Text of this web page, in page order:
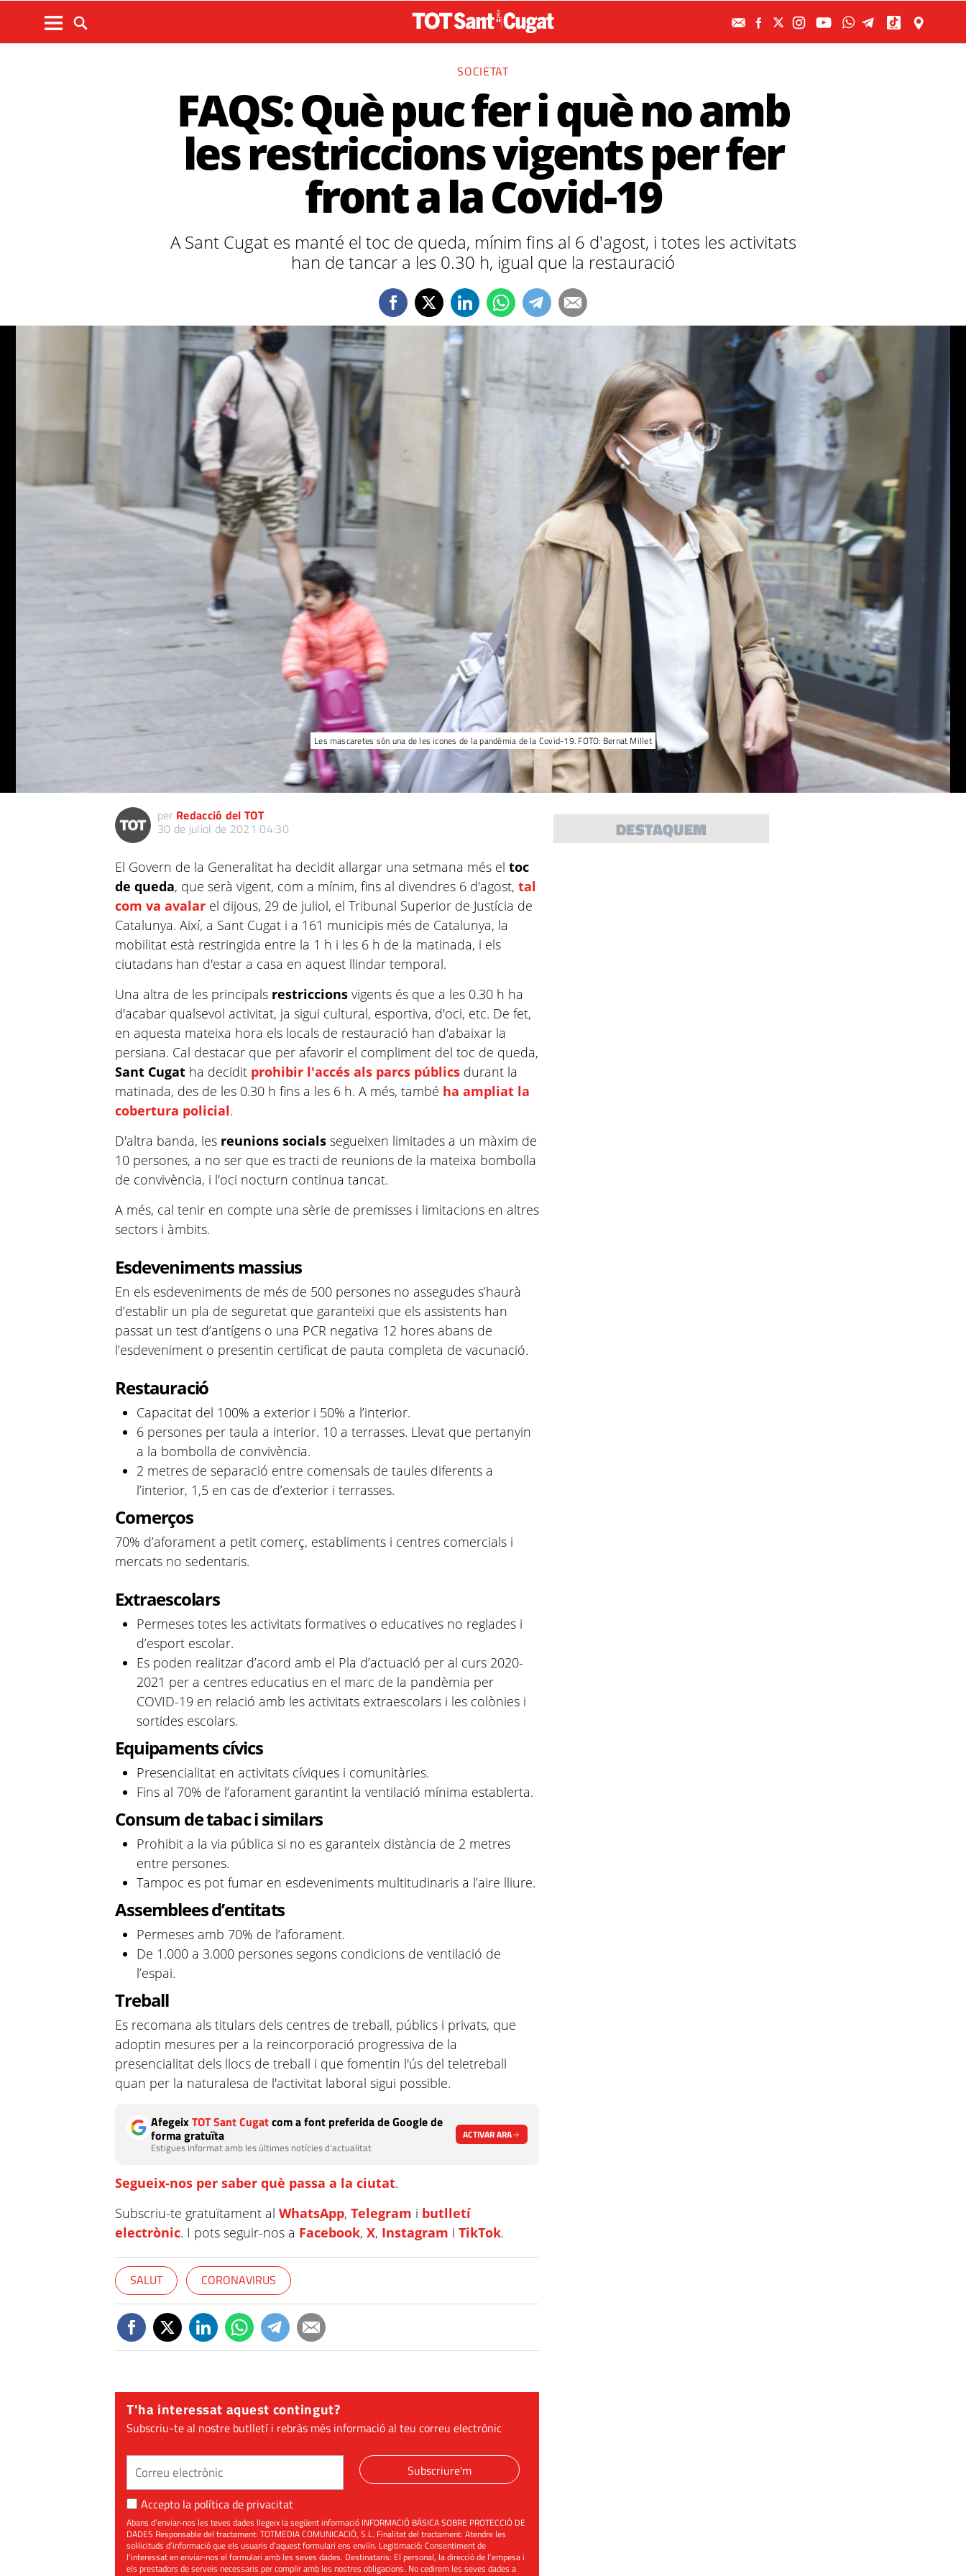
SOCIETAT
FAQS: Què puc fer i què no amb
les restriccions vigents per fer
front a la Covid-19
A Sant Cugat es manté el toc de queda, mínim fins al 6 d'agost, i totes les activitats
han de tancar a les 0.30 h, igual que la restauració
Les mascaretes són una de les icones de la pandèmia de la Covid-19. FOTO: Bernat Millet
per Redacció del TOT
30 de juliol de 2021 04:30
El Govern de la Generalitat ha decidit allargar una setmana més el toc
de queda, que serà vigent, com a mínim, fins al divendres 6 d'agost,tal
com va avalar el dijous, 29 de juliol, el Tribunal Superior de Justícia de
Catalunya. Així, a Sant Cugat i a 161 municipis més de Catalunya, la
mobilitat està restringida entre la 1 h i les 6 h de la matinada, i els
ciutadans han d'estar a casa en aquest llindar temporal.
Una altra de les principals restriccions vigents és que a les 0.30 h ha
d'acabar qualsevol activitat, ja sigui cultural, esportiva, d'oci, etc. De fet,
en aquesta mateixa hora els locals de restauració han d'abaixar la
persiana. Cal destacar que per afavorir el compliment del toc de queda,
Sant Cugat ha decidit prohibir l'accés als parcs públics durant la
matinada, des de les 0.30 h fins a les 6 h. A més, també ha ampliat la
cobertura policial.
D'altra banda, les reunions socials segueixen limitades a un màxim de
10 persones, a no ser que es tracti de reunions de la mateixa bombolla
de convivència, i l'oci nocturn continua tancat.
A més, cal tenir en compte una sèrie de premisses i limitacions en altres
sectors i àmbits.
Esdeveniments massius
En els esdeveniments de més de 500 persones no assegudes s’haurà
d’establir un pla de seguretat que garanteixi que els assistents han
passat un test d’antígens o una PCR negativa 12 hores abans de
l’esdeveniment o presentin certificat de pauta completa de vacunació.
Restauració
Capacitat del 100% a exterior i 50% a l’interior.
6 persones per taula a interior. 10 a terrasses. Llevat que pertanyin
a la bombolla de convivència.
2 metres de separació entre comensals de taules diferents a
l’interior, 1,5 en cas de d’exterior i terrasses.
Comerços
70% d’aforament a petit comerç, establiments i centres comercials i
mercats no sedentaris.
Extraescolars
Permeses totes les activitats formatives o educatives no reglades i
d’esport escolar.
Es poden realitzar d’acord amb el Pla d’actuació per al curs 2020-
2021 per a centres educatius en el marc de la pandèmia per
COVID-19 en relació amb les activitats extraescolars i les colònies i
sortides escolars.
Equipaments cívics
Presencialitat en activitats cíviques i comunitàries.
Fins al 70% de l’aforament garantint la ventilació mínima establerta.
Consum de tabac i similars
Prohibit a la via pública si no es garanteix distància de 2 metres
entre persones.
Tampoc es pot fumar en esdeveniments multitudinaris a l’aire lliure.
Assemblees d’entitats
Permeses amb 70% de l’aforament.
De 1.000 a 3.000 persones segons condicions de ventilació de
l’espai.
Treball
Es recomana als titulars dels centres de treball, públics i privats, que
adoptin mesures per a la reincorporació progressiva de la
presencialitat dels llocs de treball i que fomentin l'ús del teletreball
quan per la naturalesa de l'activitat laboral sigui possible.
AfegeixTOT Sant Cugatcom a font preferida de Google de
forma gratuïta
Estigues informat amb les últimes notícies d'actualitat
ACTIVAR ARA
Segueix-nos per saber què passa a la ciutat.
Subscriu-te gratuïtament alWhatsApp,Telegram i butlletí
electrònic. I pots seguir-nos a Facebook,X, Instagram iTikTok.
SALUT CORONAVIRUS
T'ha interessat aquest contingut?
Subscriu-te al nostre butlletí i rebràs més informació al teu correu electrònic
Subscriure'm
Accepto la política de privacitat
Abans d’enviar-nos les teves dades llegeix la següent informació INFORMACIÓ BÀSICA SOBRE PROTECCIÓ DE
DADES Responsable del tractament: TOTMEDIA COMUNICACIÓ, S.L. Finalitat del tractament: Atendre les
sol·licituds d’informació que els usuaris d’aquest formulari ens enviïn. Legitimació: Consentiment de
l’interessat en enviar-nos el formulari amb les seves dades. Destinataris: El personal, la direcció de l’empesa i
els prestadors de serveis necessaris per complir amb les nostres obligacions. No cedirem les seves dades a
DESTAQUEM